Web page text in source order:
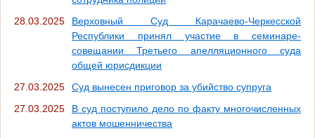
28.03.2025
Верховный Суд Карачаево-Черкесской
Республики принял участие в семинаре-
совещании Третьего апелляционного суда
общей юрисдикции
27.03.2025
Суд вынесен приговор за убийство супруга
27.03.2025
В суд поступило дело по факту многочисленных
актов мошенничества